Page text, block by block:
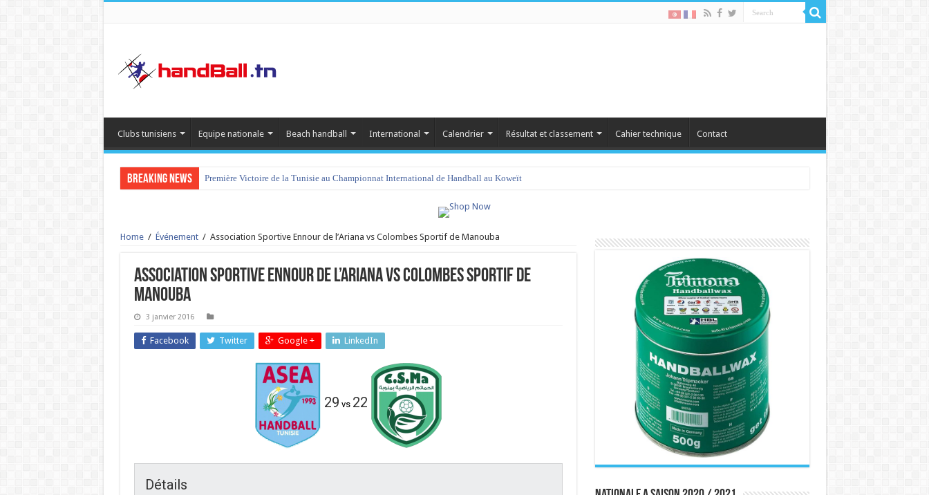
Clubs tunisiens Equipe nationale Beach handball International Calendrier Résultat et classement Cahier technique Contact
Breaking News Première Victoire de la Tunisie au Championnat International de Handball au Koweït
Home / Événement / Association Sportive Ennour de l’Ariana vs Colombes Sportif de Manouba
Association Sportive Ennour de l’Ariana vs Colombes Sportif de
Manouba
3 janvier 2016
Facebook Twitter Google + LinkedIn
29 vs 22
Détails